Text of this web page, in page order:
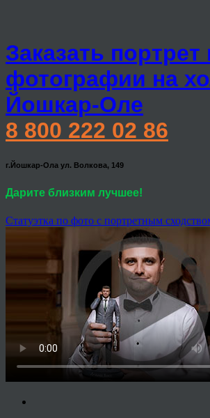
Заказать портрет
фотографии на
Йошкар-Оле
8 800 222 02 86
г.Йошкар-Ола ул. Волкова, 149
Дарите близким лучшее!
Статуэтка по фото с портретным